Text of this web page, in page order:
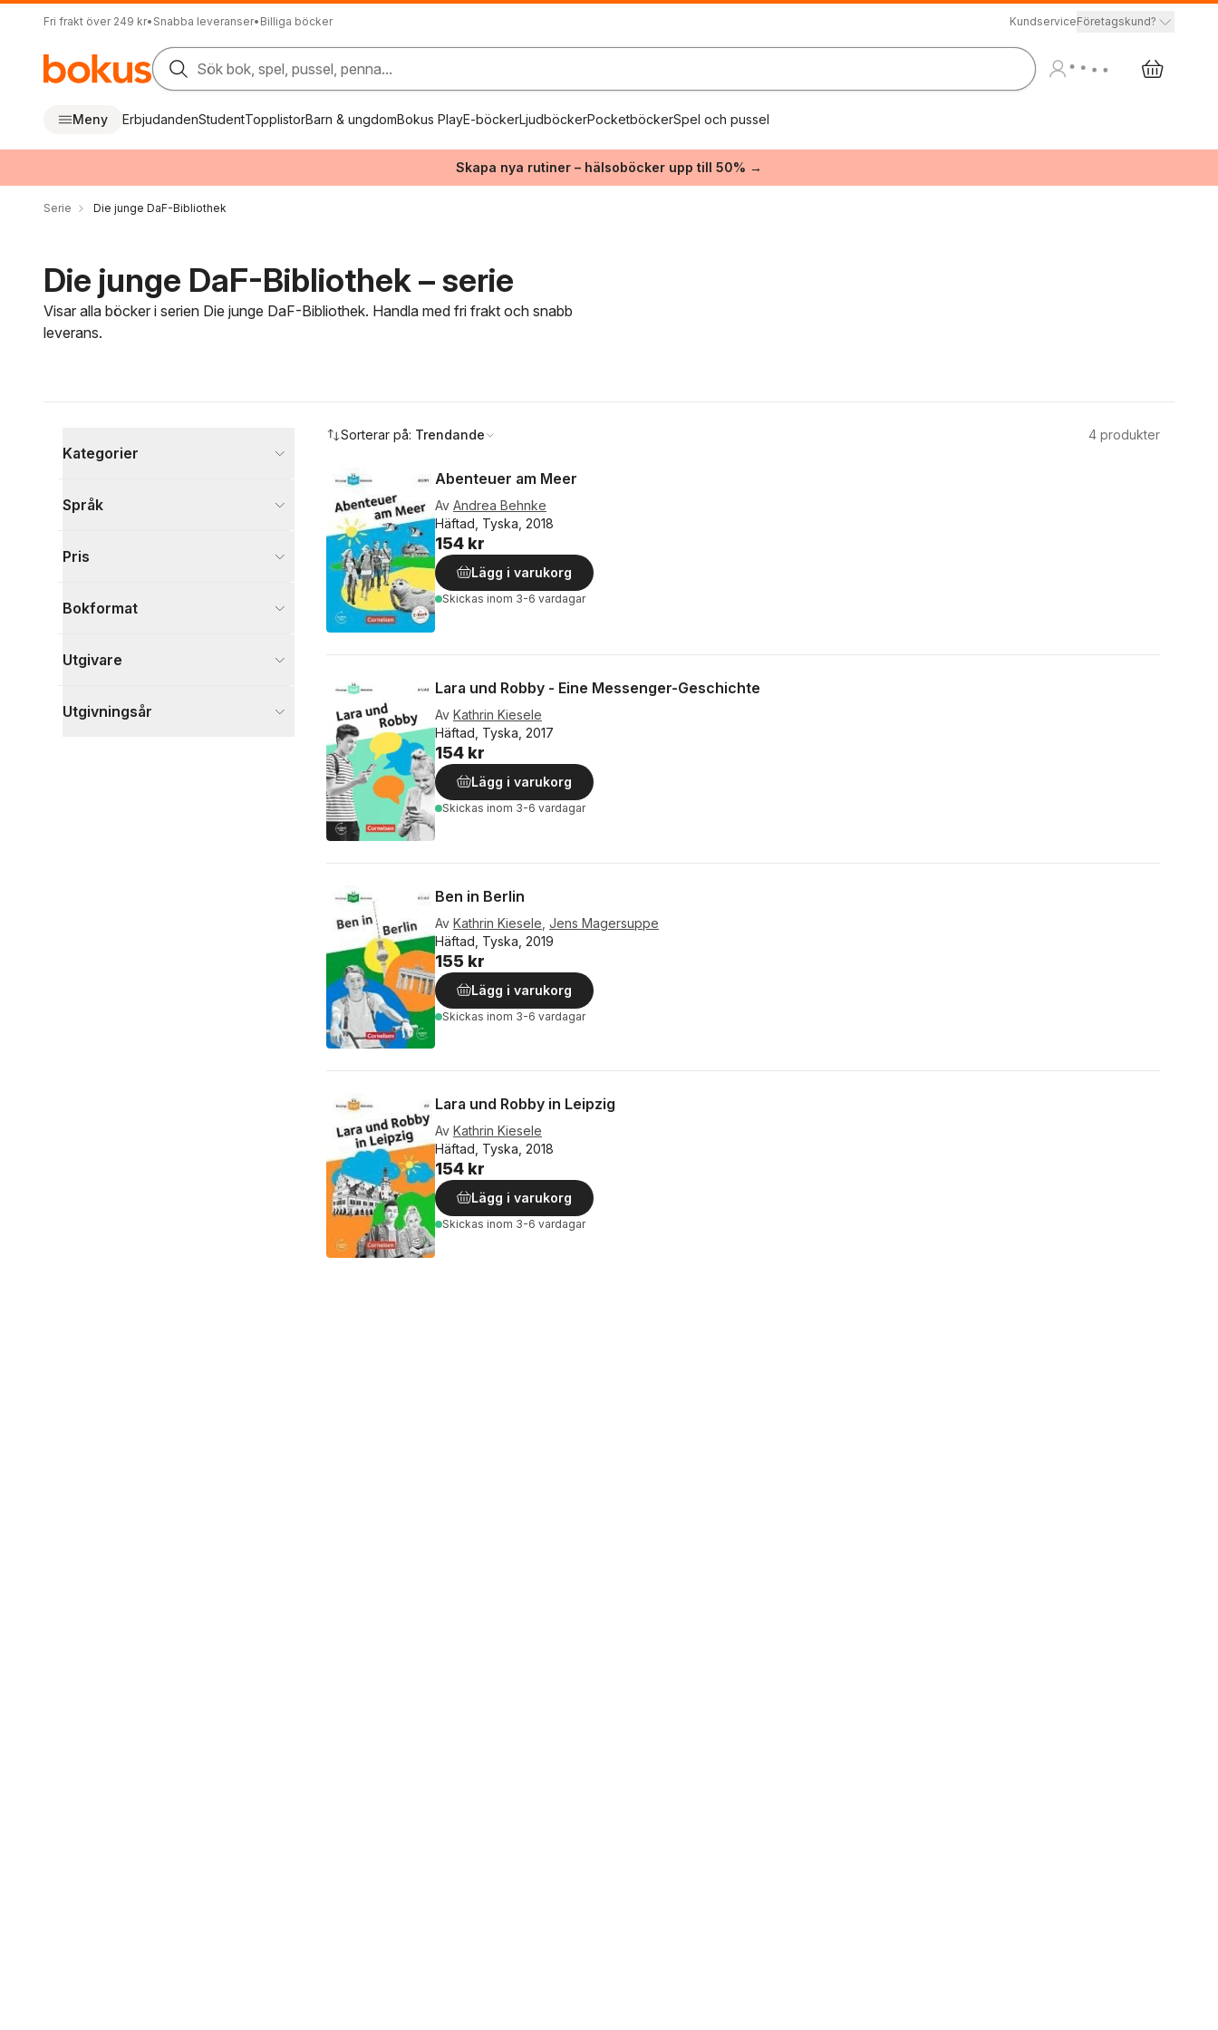
Fri frakt över 249 kr• Snabba leveranser• Billiga böcker KundserviceFöretagskund?
Sök bok, spel, pussel, penna...
Meny ErbjudandenStudentTopplistorBarn & ungdomBokus PlayE-böckerLjudböckerPocketböckerSpel och pussel
Skapa nya rutiner – hälsoböcker upp till 50% →
Serie Die junge DaF-Bibliothek
Die junge DaF-Bibliothek – serie
Visar alla böcker i serien Die junge DaF-Bibliothek. Handla med fri frakt och snabb
leverans.
Kategorier
Visa fler
Språk
Pris
Bokformat
Utgivare
Utgivningsår
Sorterar på: Trendande 4 produkter
Abenteuer am Meer
Av Andrea Behnke
Häftad, Tyska, 2018
154 kr
Lägg i varukorg
Skickas inom 3-6 vardagar
Lara und Robby - Eine Messenger-Geschichte
Av Kathrin Kiesele
Häftad, Tyska, 2017
154 kr
Lägg i varukorg
Skickas inom 3-6 vardagar
Ben in Berlin
Av Kathrin Kiesele Jens Magersuppe
Häftad, Tyska, 2019
155 kr
Lägg i varukorg
Skickas inom 3-6 vardagar
Lara und Robby in Leipzig
Av Kathrin Kiesele
Häftad, Tyska, 2018
154 kr
Lägg i varukorg
Skickas inom 3-6 vardagar